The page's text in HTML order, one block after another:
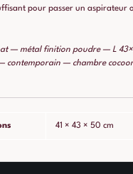
pour passer un aspirateur
— métal finition poudre — L
contemporain — chambre
41 × 43 × 50 cm